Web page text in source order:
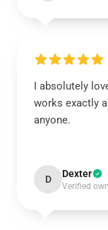
I absolutely
works exactly
anyone.
D Dexter
Verified